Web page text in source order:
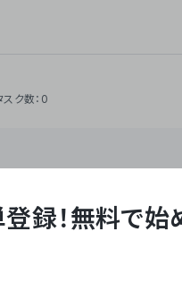
ク数：0
式会社は、ビジネスオートメー
・OCRなどの技術をノーコー
スクワークを自動化するサー
録！無料で始